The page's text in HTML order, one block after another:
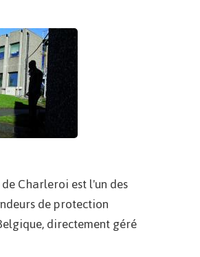
Charleroi est l'un des
de protection
directement géré